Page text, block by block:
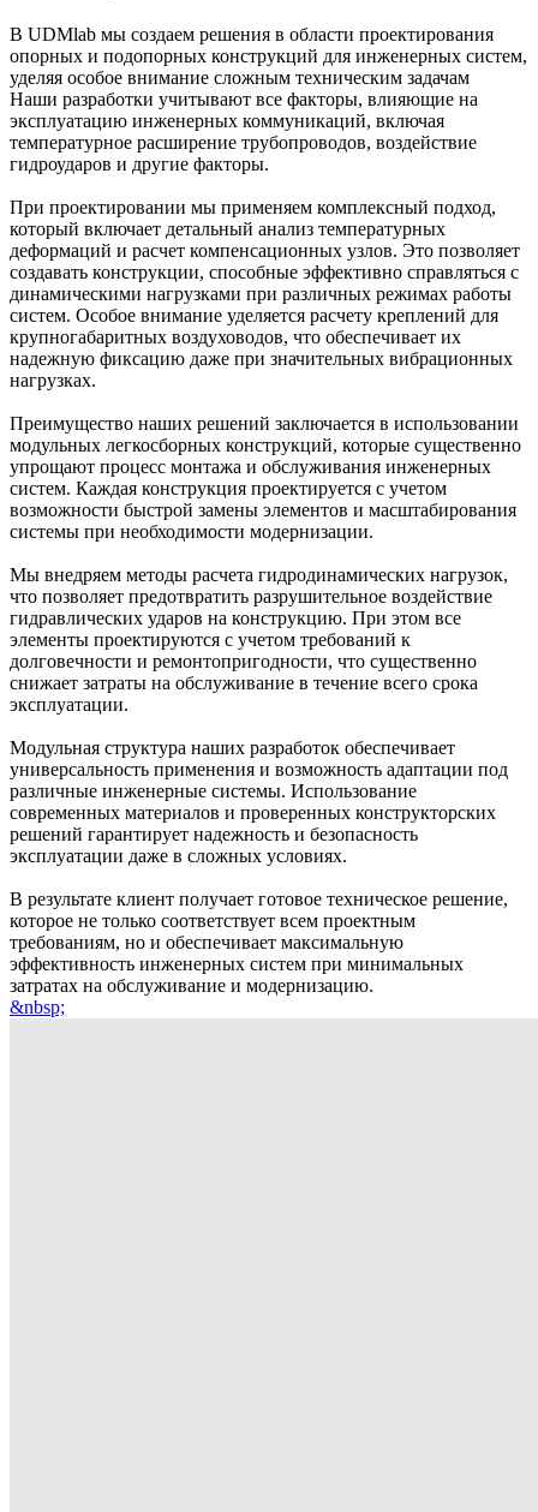
В UDMlab мы создаем решения в области проектирования
опорных и подопорных конструкций для инженерных систем,
уделяя особое внимание сложным техническим задачам
Наши разработки учитывают все факторы, влияющие на
эксплуатацию инженерных коммуникаций, включая
температурное расширение трубопроводов, воздействие
гидроударов и другие факторы.
При проектировании мы применяем комплексный подход,
который включает детальный анализ температурных
деформаций и расчет компенсационных узлов. Это позволяет
создавать конструкции, способные эффективно справляться с
динамическими нагрузками при различных режимах работы
систем. Особое внимание уделяется расчету креплений для
крупногабаритных воздуховодов, что обеспечивает их
надежную фиксацию даже при значительных вибрационных
нагрузках.
Преимущество наших решений заключается в использовании
модульных легкосборных конструкций, которые существенно
упрощают процесс монтажа и обслуживания инженерных
систем. Каждая конструкция проектируется с учетом
возможности быстрой замены элементов и масштабирования
системы при необходимости модернизации.
Мы внедряем методы расчета гидродинамических нагрузок,
что позволяет предотвратить разрушительное воздействие
гидравлических ударов на конструкцию. При этом все
элементы проектируются с учетом требований к
долговечности и ремонтопригодности, что существенно
снижает затраты на обслуживание в течение всего срока
эксплуатации.
Модульная структура наших разработок обеспечивает
универсальность применения и возможность адаптации под
различные инженерные системы. Использование
современных материалов и проверенных конструкторских
решений гарантирует надежность и безопасность
эксплуатации даже в сложных условиях.
В результате клиент получает готовое техническое решение,
которое не только соответствует всем проектным
требованиям, но и обеспечивает максимальную
эффективность инженерных систем при минимальных
затратах на обслуживание и модернизацию.
&nbsp;